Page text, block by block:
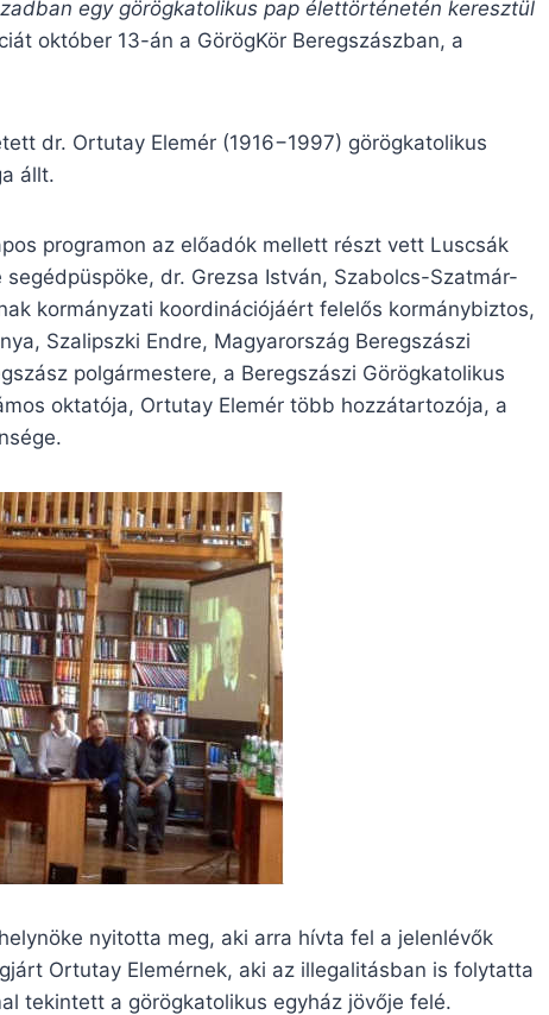
egy görögkatolikus pap élettörténetén keresztül
október 13-án a GörögKör Beregszászban, a
dr. Ortutay Elemér (1916−1997) görögkatolikus
állt.
programon az előadók mellett részt vett Luscsák
dr. Grezsa István, Szabolcs-Szatmár-
kormányzati koordinációjáért felelős kormánybiztos,
Szalipszki Endre, Magyarország Beregszászi
polgármestere, a Beregszászi Görögkatolikus
oktatója, Ortutay Elemér több hozzátartozója, a
nyitotta meg, aki arra hívta fel a jelenlévők
Ortutay Elemérnek, aki az illegalitásban is folytatta
tekintett a görögkatolikus egyház jövője felé.